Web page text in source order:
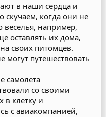
в наши сердца и
когда они не
веселья, например,
оставлять их дома,
своих питомцев.
путешествовать
самолета
со своими
клетку и
с авиакомпанией,